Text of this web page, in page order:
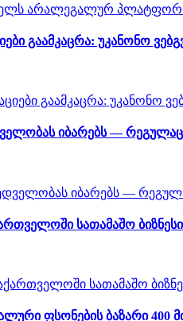
გაამკაცრა: უკანონო
იბარებს —
სათამაშო
ფსონების ბაზარი 400